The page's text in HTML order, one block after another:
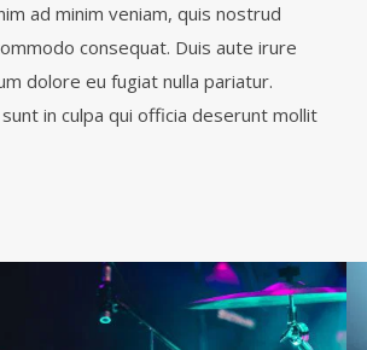
ad minim veniam, quis nostrud
consequat. Duis aute irure
dolore eu fugiat nulla pariatur.
in culpa qui officia deserunt mollit